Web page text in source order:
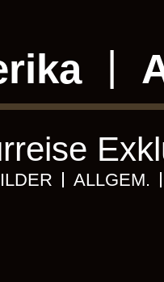
ALLGEM.